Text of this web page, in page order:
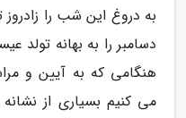
دسامبر را به بهانه تولد
هنگامی که به آیین و
می کنیم بسیاری از